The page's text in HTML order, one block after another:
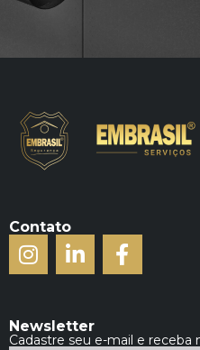
Contato
Newsletter
Cadastre seu e-mail e receba